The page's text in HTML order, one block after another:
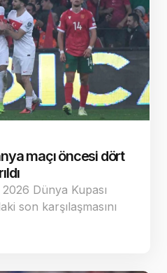
maçı öncesi dört
Dünya Kupası
son karşılaşmasını